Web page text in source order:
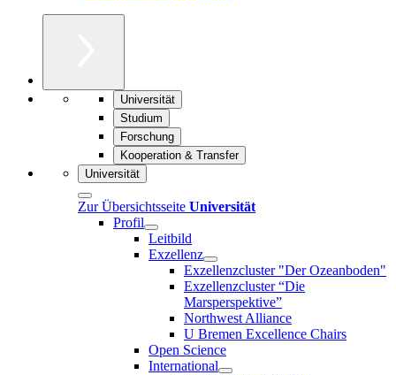
Universität
Studium
Forschung
Kooperation & Transfer
Universität
Zur Übersichtsseite Universität
Profil
Leitbild
Exzellenz
Exzellenzcluster "Der Ozeanboden"
Exzellenzcluster “Die
Marsperspektive”
Northwest Alliance
U Bremen Excellence Chairs
Open Science
International